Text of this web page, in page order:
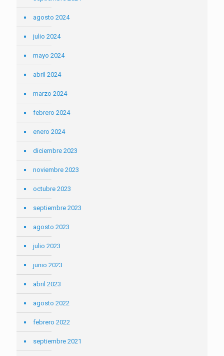
agosto 2024
julio 2024
mayo 2024
abril 2024
marzo 2024
febrero 2024
enero 2024
diciembre 2023
noviembre 2023
octubre 2023
septiembre 2023
agosto 2023
julio 2023
junio 2023
abril 2023
agosto 2022
febrero 2022
septiembre 2021